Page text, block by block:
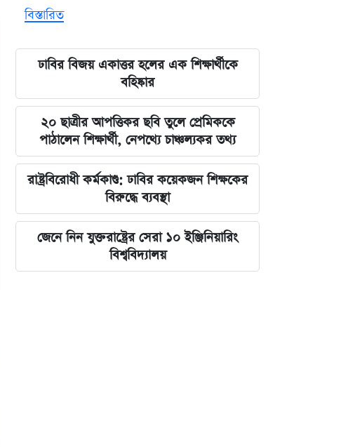
বিস্তারিত
ঢাবির বিজয় একাত্তর হলের এক শিক্ষার্থীকে
বহিষ্কার
২০ ছাত্রীর আপত্তিকর ছবি তুলে প্রেমিককে
পাঠালেন শিক্ষার্থী, নেপথ্যে চাঞ্চল্যকর তথ্য
রাষ্ট্রবিরোধী কর্মকাণ্ড: ঢাবির কয়েকজন শিক্ষকের
বিরুদ্ধে ব্যবস্থা
জেনে নিন যুক্তরাষ্ট্রের সেরা ১০ ইঞ্জিনিয়ারিং
বিশ্ববিদ্যালয়